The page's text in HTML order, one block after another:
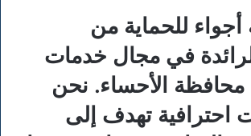
للحماية من
في مجال خدمات
محافظة الأحساء. نحن
احترافية تهدف إلى